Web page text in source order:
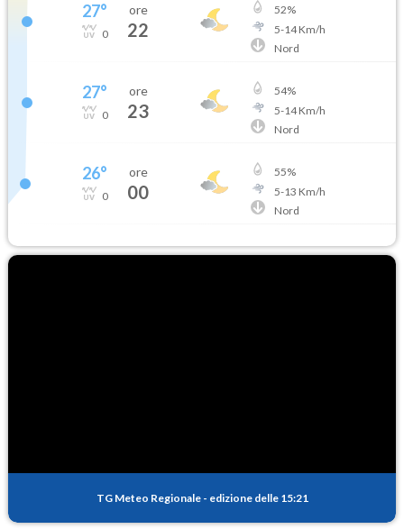
27°
0
ore
22
52%
5-14Km/h
Nord
27°
0
ore
23
54%
5-14Km/h
Nord
26°
0
ore
00
55%
5-13 Km/h
Nord
TG Meteo Regionale - edizione delle 15:21